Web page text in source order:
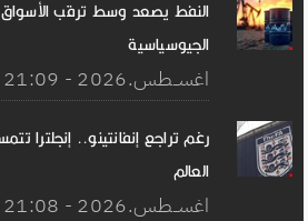
النفط يصعد وسط ترقب الأسواق
الجيوسياسية
07 اغســطس.2026 - 21:09
رغم تراجع إنفانتينو.. إنجلترا
العالم
07 اغســطس.2026 - 21:08